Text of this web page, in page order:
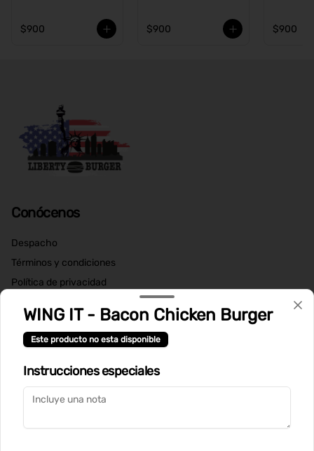
$900 $900 $900
Conócenos
Despacho
Términos y condiciones
Política de privacidad
Redes sociales
Instagram
Mi cuenta
Iniciar sesión
WING IT - Bacon Chicken Burger
Este producto no esta disponible
Instrucciones especiales